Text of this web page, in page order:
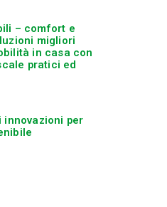
– comfort e
migliori
in casa con
pratici ed
innovazioni per